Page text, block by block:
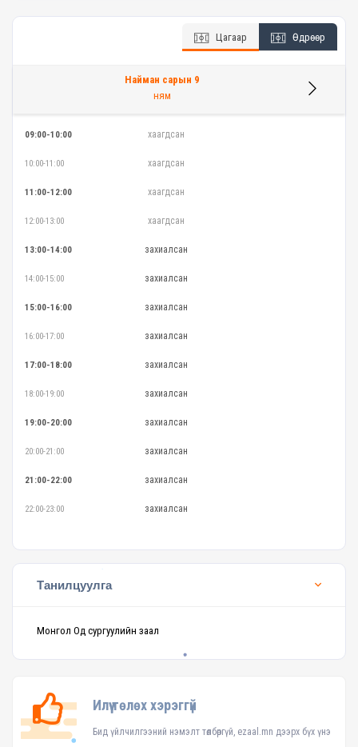
Цагаар Өдрөөр
Найман сарын 9
ням
09:00-10:00 хаагдсан
10:00-11:00 хаагдсан
11:00-12:00 хаагдсан
12:00-13:00 хаагдсан
13:00-14:00 захиалсан
14:00-15:00 захиалсан
15:00-16:00 захиалсан
16:00-17:00 захиалсан
17:00-18:00 захиалсан
18:00-19:00 захиалсан
19:00-20:00 захиалсан
20:00-21:00 захиалсан
21:00-22:00 захиалсан
22:00-23:00 захиалсан
Танилцуулга
Монгол Од сургуулийн заал
Илүү төлөх хэрэггүй
Бид үйлчилгээний нэмэлт төлбөргүй, ezaal.mn дээрх бүх үнэ